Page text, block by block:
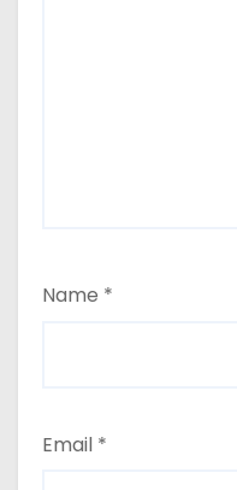
Name *
Email *